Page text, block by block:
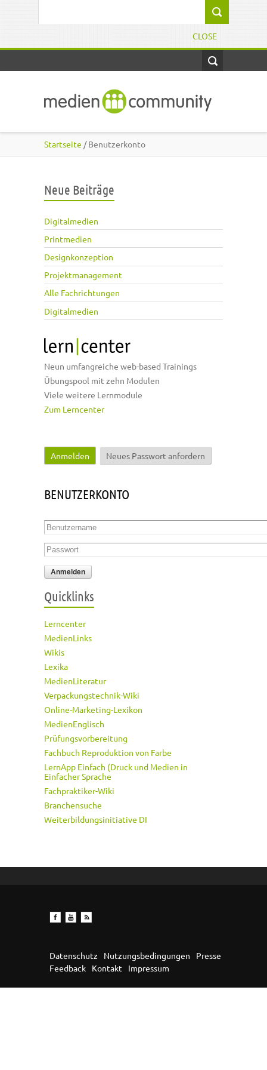
CLOSE
Startseite / Benutzerkonto
Neue Beiträge
Digitalmedien
Printmedien
Designkonzeption
Projektmanagement
Alle Fachrichtungen
Digitalmedien
Neun umfangreiche web-based Trainings
Übungspool mit zehn Modulen
Viele weitere Lernmodule
Zum Lerncenter
Haupt-Reiter
Anmelden (aktiver Reiter)
Neues Passwort anfordern
BENUTZERKONTO
Benutzername
Passwort
Quicklinks
Lerncenter
MedienLinks
Wikis
Lexika
MedienLiteratur
Verpackungstechnik-Wiki
Online-Marketing-Lexikon
MedienEnglisch
Prüfungsvorbereitung
Fachbuch Reproduktion von Farbe
LernApp Einfach (Druck und Medien in
Einfacher Sprache
Fachpraktiker-Wiki
Branchensuche
Weiterbildungsinitiative DI
Datenschutz Nutzungsbedingungen
Presse
Feedback
Kontakt Impressum